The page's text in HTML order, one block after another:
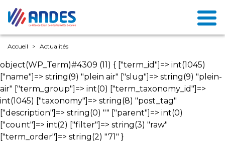
Accueil Actualités
object(WP_Term)#4309 (11) { ["term_id"]=> int(1045)
["name"]=> string(9) "plein air" ["slug"]=> string(9) "plein-
air" ["term_group"]=> int(0) ["term_taxonomy_id"]=>
int(1045) ["taxonomy"]=> string(8) "post_tag"
["description"]=> string(0) "" ["parent"]=> int(0)
["count"]=> int(2) ["filter"]=> string(3) "raw"
["term_order"]=> string(2) "71" }